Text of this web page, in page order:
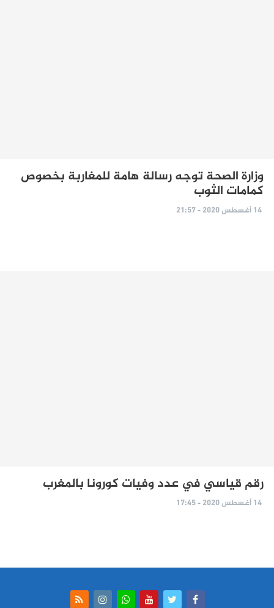
وزارة الصحة توجه رسالة هامة للمغاربة بخصوص
كمامات الثوب
14 أغسطس 2020 - 21:57
رقم قياسي في عدد وفيات كورونا بالمغرب
14 أغسطس 2020 - 17:45